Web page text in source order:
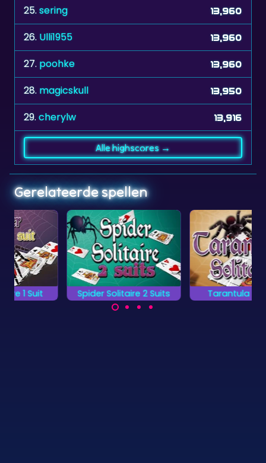
26. Ulli1955 13,960
27. poohke 13,960
28. magicskull 13,950
29. cherylw 13,916
Gerelateerde spellen
Spider Solitaire 2 Suits
Het klassieke Spider
solitaire spel met 2
Tarantula Solitaire
Een variant op het
klassieke Spider